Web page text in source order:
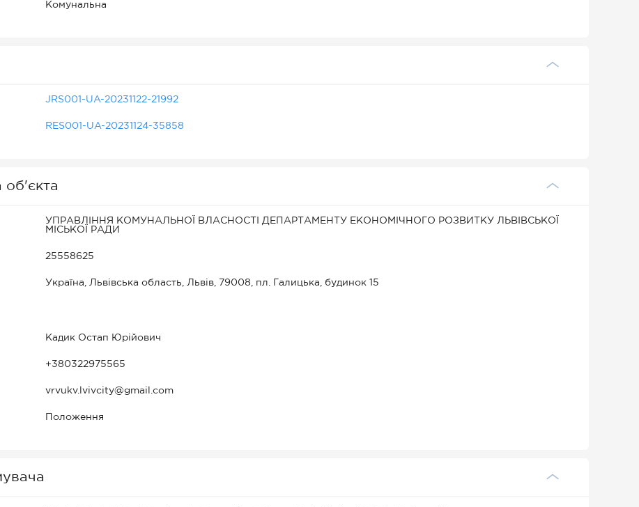
Комунальна
JRS001-UA-20231122-21992
RES001-UA-20231124-35858
об'єкта
УПРАВЛІННЯ КОМУНАЛЬНОЇ ВЛАСНОСТІ ДЕПАРТАМЕНТУ ЕКОНОМІЧНОГО РОЗВИТКУ ЛЬВІВСЬКОЇ
МІСЬКОЇ РАДИ
25558625
Україна, Львівська область, Львів, 79008, пл. Галицька, будинок 15
Кадик Остап Юрійович
+380322975565
vrvukv.lvivcity@gmail.com
Положення